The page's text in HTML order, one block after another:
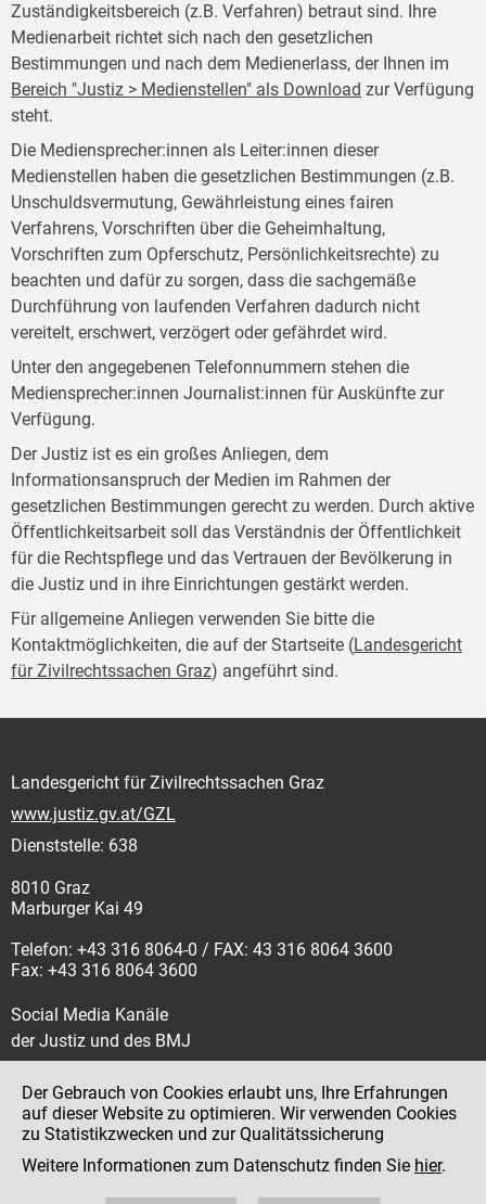
Zuständigkeitsbereich (z.B. Verfahren) betraut sind. Ihre
Medienarbeit richtet sich nach den gesetzlichen
Bestimmungen und nach dem Medienerlass, der Ihnen im
Bereich "Justiz > Medienstellen" als Download zur Verfügung
steht.
Die Mediensprecher:innen als Leiter:innen dieser
Medienstellen haben die gesetzlichen Bestimmungen (z.B.
Unschuldsvermutung, Gewährleistung eines fairen
Verfahrens, Vorschriften über die Geheimhaltung,
Vorschriften zum Opferschutz, Persönlichkeitsrechte) zu
beachten und dafür zu sorgen, dass die sachgemäße
Durchführung von laufenden Verfahren dadurch nicht
vereitelt, erschwert, verzögert oder gefährdet wird.
Unter den angegebenen Telefonnummern stehen die
Mediensprecher:innen Journalist:innen für Auskünfte zur
Verfügung.
Der Justiz ist es ein großes Anliegen, dem
Informationsanspruch der Medien im Rahmen der
gesetzlichen Bestimmungen gerecht zu werden. Durch aktive
Öffentlichkeitsarbeit soll das Verständnis der Öffentlichkeit
für die Rechtspflege und das Vertrauen der Bevölkerung in
die Justiz und in ihre Einrichtungen gestärkt werden.
Für allgemeine Anliegen verwenden Sie bitte die
Kontaktmöglichkeiten, die auf der Startseite (Landesgericht
für Zivilrechtssachen Graz) angeführt sind.
Landesgericht für Zivilrechtssachen Graz
www.justiz.gv.at/GZL
Dienststelle: 638
8010 Graz
Marburger Kai 49
Telefon: +43 316 8064-0 / FAX: 43 316 8064 3600
Fax: +43 316 8064 3600
Social Media Kanäle
der Justiz und des BMJ
Impressum
Datenschutz
Der Gebrauch von Cookies erlaubt uns, Ihre Erfahrungen
auf dieser Website zu optimieren. Wir verwenden Cookies
zu Statistikzwecken und zur Qualitätssicherung
Weitere Informationen zum Datenschutz finden Sie hier.